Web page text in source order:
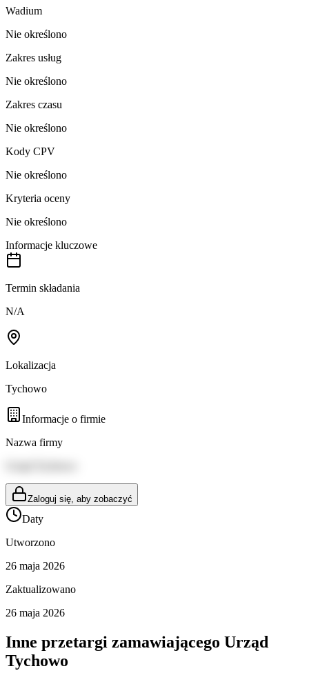
Wadium
Nie określono
Zakres usług
Nie określono
Zakres czasu
Nie określono
Kody CPV
Nie określono
Kryteria oceny
Nie określono
Informacje kluczowe
Termin składania
N/A
Lokalizacja
Tychowo
Informacje o firmie
Nazwa firmy
Zaloguj się, aby zobaczyć
Daty
Utworzono
26 maja 2026
Zaktualizowano
26 maja 2026
Inne przetargi zamawiającego Urząd
Tychowo